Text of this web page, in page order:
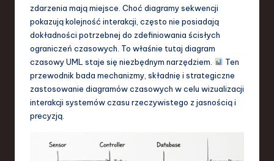
d
in
S
zdarzenia mają miejsce. Choć diagramy sekwencji
pokazują kolejność interakcji, często nie posiadają
dokładności potrzebnej do zdefiniowania ścisłych
ograniczeń czasowych. To właśnie tutaj diagram
czasowy UML staje się niezbędnym narzędziem.
Ten
przewodnik bada mechanizmy, składnię i strategiczne
zastosowanie diagramów czasowych w celu wizualizacji
interakcji systemów czasu rzeczywistego z jasnością i
precyzją.